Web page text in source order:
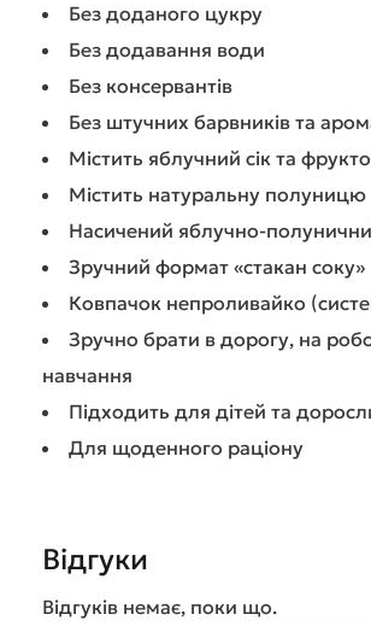
Без доданого цукру
Без додавання води
Без консервантів
Без штучних барвників та
Містить яблучний сік та
Містить натуральну полуницю
Насичений яблучно-
Зручний формат «стакан соку»
Ковпачок непроливайко
Зручно брати в дорогу, на
навчання
Підходить для дітей та
Для щоденного раціону
Відгуки
Відгуків немає, поки що.